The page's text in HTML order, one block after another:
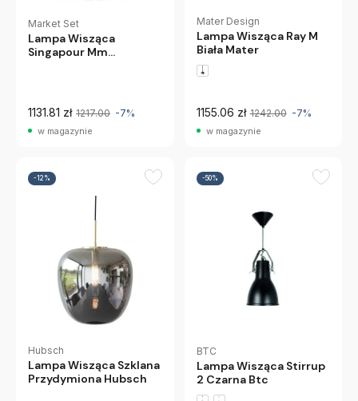
Market Set
Lampa Wisząca
Singapour Mm
1131.81 zł 1217.00 -7%
w magazynie
Mater Design
Lampa Wisząca Ray M
Biała Mater
1155.06 zł 1242.00 -7%
w magazynie
-12%
Hubsch
Lampa Wisząca Szklana
Przydymiona Hubsch
-50%
BTC
Lampa Wisząca Stirrup
2 Czarna Btc